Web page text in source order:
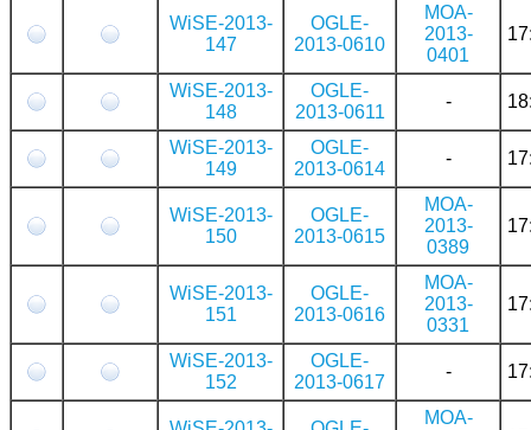
WiSE-2013-
147
OGLE-
2013-0610
MOA-
2013-
0401
WiSE-2013-
148
OGLE-
2013-0611
-
WiSE-2013-
149
OGLE-
2013-0614
-
WiSE-2013-
150
OGLE-
2013-0615
MOA-
2013-
0389
WiSE-2013-
151
OGLE-
2013-0616
MOA-
2013-
0331
WiSE-2013-
152
OGLE-
2013-0617
-
MOA-